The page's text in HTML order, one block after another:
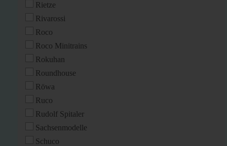
Rietze
Rivarossi
Roco
Roco Minitrains
Rokuhan
Roundhouse
Röwa
Ruco
Rudolf Spitaler
Sachsenmodelle
Schuco